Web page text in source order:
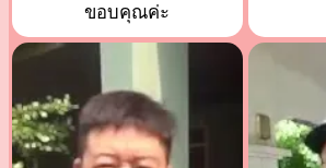
ขอบคุณค่ะ